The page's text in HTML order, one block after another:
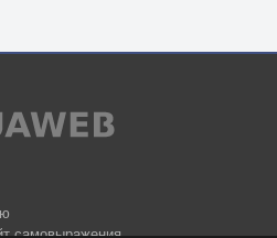
самовыражения